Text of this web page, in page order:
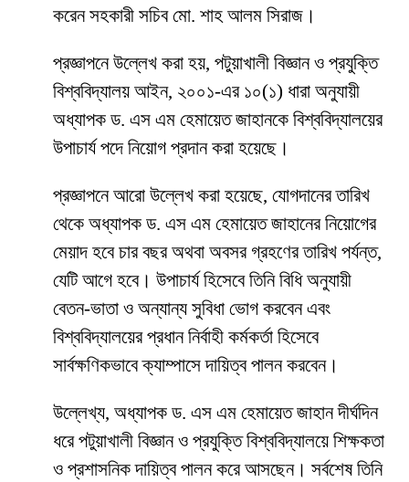
করেন সহকারী সচিব মো. শাহ আলম সিরাজ।
প্রজ্ঞাপনে উল্লেখ করা হয়, পটুয়াখালী বিজ্ঞান ও প্রযুক্তি
বিশ্ববিদ্যালয় আইন, ২০০১-এর ১০(১) ধারা অনুযায়ী
অধ্যাপক ড. এস এম হেমায়েত জাহানকে বিশ্ববিদ্যালয়ের
উপাচার্য পদে নিয়োগ প্রদান করা হয়েছে।
প্রজ্ঞাপনে আরো উল্লেখ করা হয়েছে, যোগদানের তারিখ
থেকে অধ্যাপক ড. এস এম হেমায়েত জাহানের নিয়োগের
মেয়াদ হবে চার বছর অথবা অবসর গ্রহণের তারিখ পর্যন্ত,
যেটি আগে হবে। উপাচার্য হিসেবে তিনি বিধি অনুযায়ী
বেতন-ভাতা ও অন্যান্য সুবিধা ভোগ করবেন এবং
বিশ্ববিদ্যালয়ের প্রধান নির্বাহী কর্মকর্তা হিসেবে
সার্বক্ষণিকভাবে ক্যাম্পাসে দায়িত্ব পালন করবেন।
উল্লেখ্য, অধ্যাপক ড. এস এম হেমায়েত জাহান দীর্ঘদিন
ধরে পটুয়াখালী বিজ্ঞান ও প্রযুক্তি বিশ্ববিদ্যালয়ে শিক্ষকতা
ও প্রশাসনিক দায়িত্ব পালন করে আসছেন। সর্বশেষ তিনি